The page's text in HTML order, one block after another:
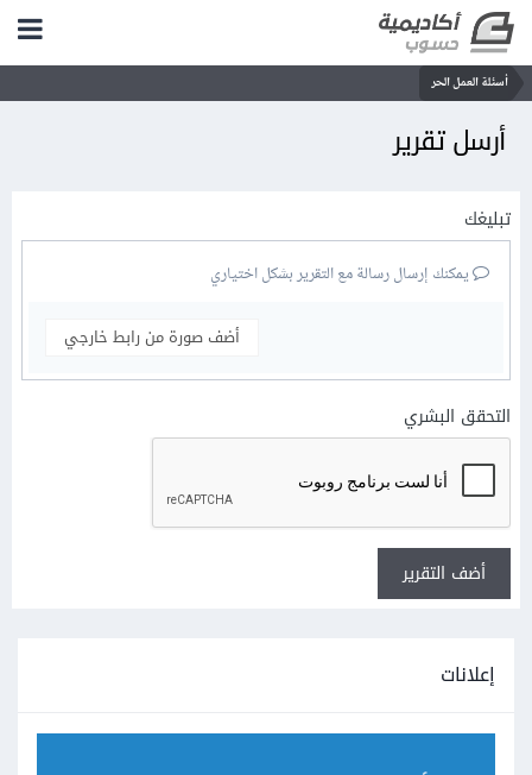
أسئلة العمل الحر
أرسل تقرير
تبليغك
يمكنك إرسال رسالة مع التقرير بشكل اختياري
أضف صورة من رابط خارجي
التحقق البشري
أضف التقرير
إعلانات